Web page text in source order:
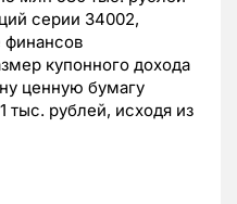
серии 34002,
купонного дохода
ценную бумагу
рублей, исходя из